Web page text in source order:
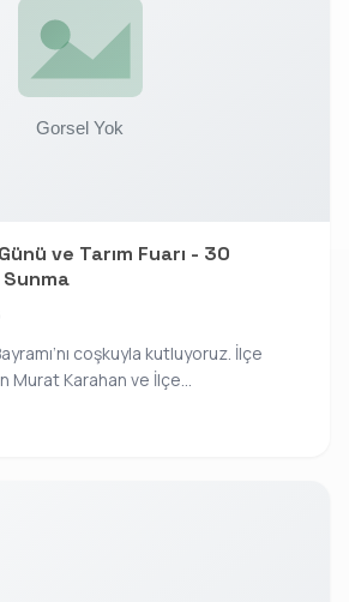
ve Tarım Fuarı - 30
coşkuyla kutluyoruz. İlçe
Murat Karahan ve İlçe...